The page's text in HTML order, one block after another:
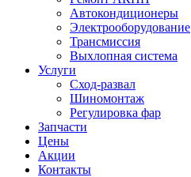
Автокондиционеры
Электрооборудование
Трансмиссия
Выхлопная система
Услуги
Сход-развал
Шиномонтаж
Регулировка фар
Запчасти
Цены
Акции
Контакты